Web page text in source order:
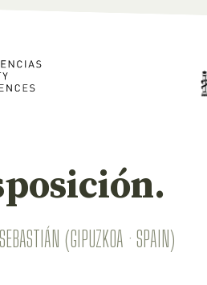
(GIPUZKOA · SPAIN)